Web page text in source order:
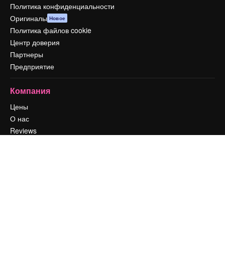
Политика конфиденциальности
Оригиналы Новое
Политика файлов cookie
Центр доверия
Партнеры
Предприятие
Компания
Цены
О нас
Reviews